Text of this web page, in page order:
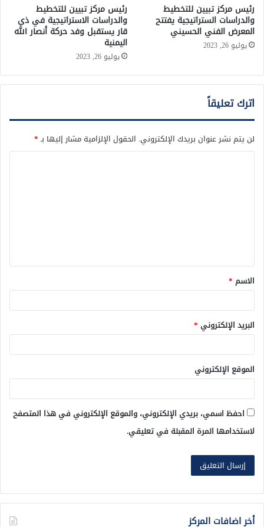
رئيس مركز تبيين للتخطيط
والدراسات الستراتيجية يفتتح
المعرض الفني الحسيني
يوليو 26, 2023
رئيس مركز تبيين للتخطيط
والدراسات الاستراتيجية في ذي
قار يستقبل وفد حركة أنصار الله
اليمنية
يوليو 26, 2023
اترك تعليقاً
لن يتم نشر عنوان بريدك الإلكتروني. الحقول الإلزامية مشار إليها بـ*
ق
*
الاسم *
البريد الإلكتروني *
الموقع الإلكتروني
احفظ اسمي، بريدي الإلكتروني، والموقع الإلكتروني في هذا المتصفح
لاستخدامها المرة المقبلة في تعليقي.
أخر اضافات المركز